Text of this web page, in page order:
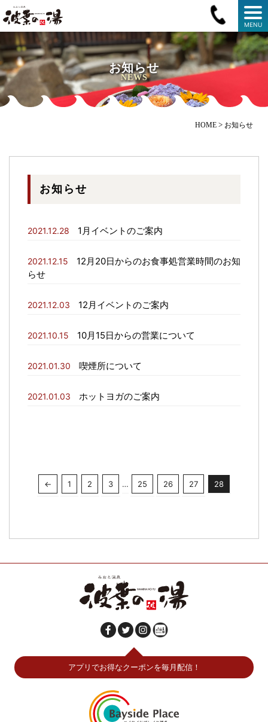
MENU
お知らせ
NEWS
HOME > お知らせ
お知らせ
2021.12.28 1月イベントのご案内
2021.12.15
12月20日からのお食事処営業時間のお知
らせ
2021.12.03 12月イベントのご案内
2021.10.15 10月15日からの営業について
2021.01.30 喫煙所について
2021.01.03 ホットヨガのご案内
← 1 2 3 … 25 26 27 28
アプリでお得なクーポンを毎月配信！